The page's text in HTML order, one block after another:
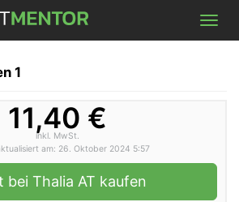
1
11,40 €
inkl. MwSt.
am: 26. Oktober 2024 5:57
bei Thalia AT kaufen